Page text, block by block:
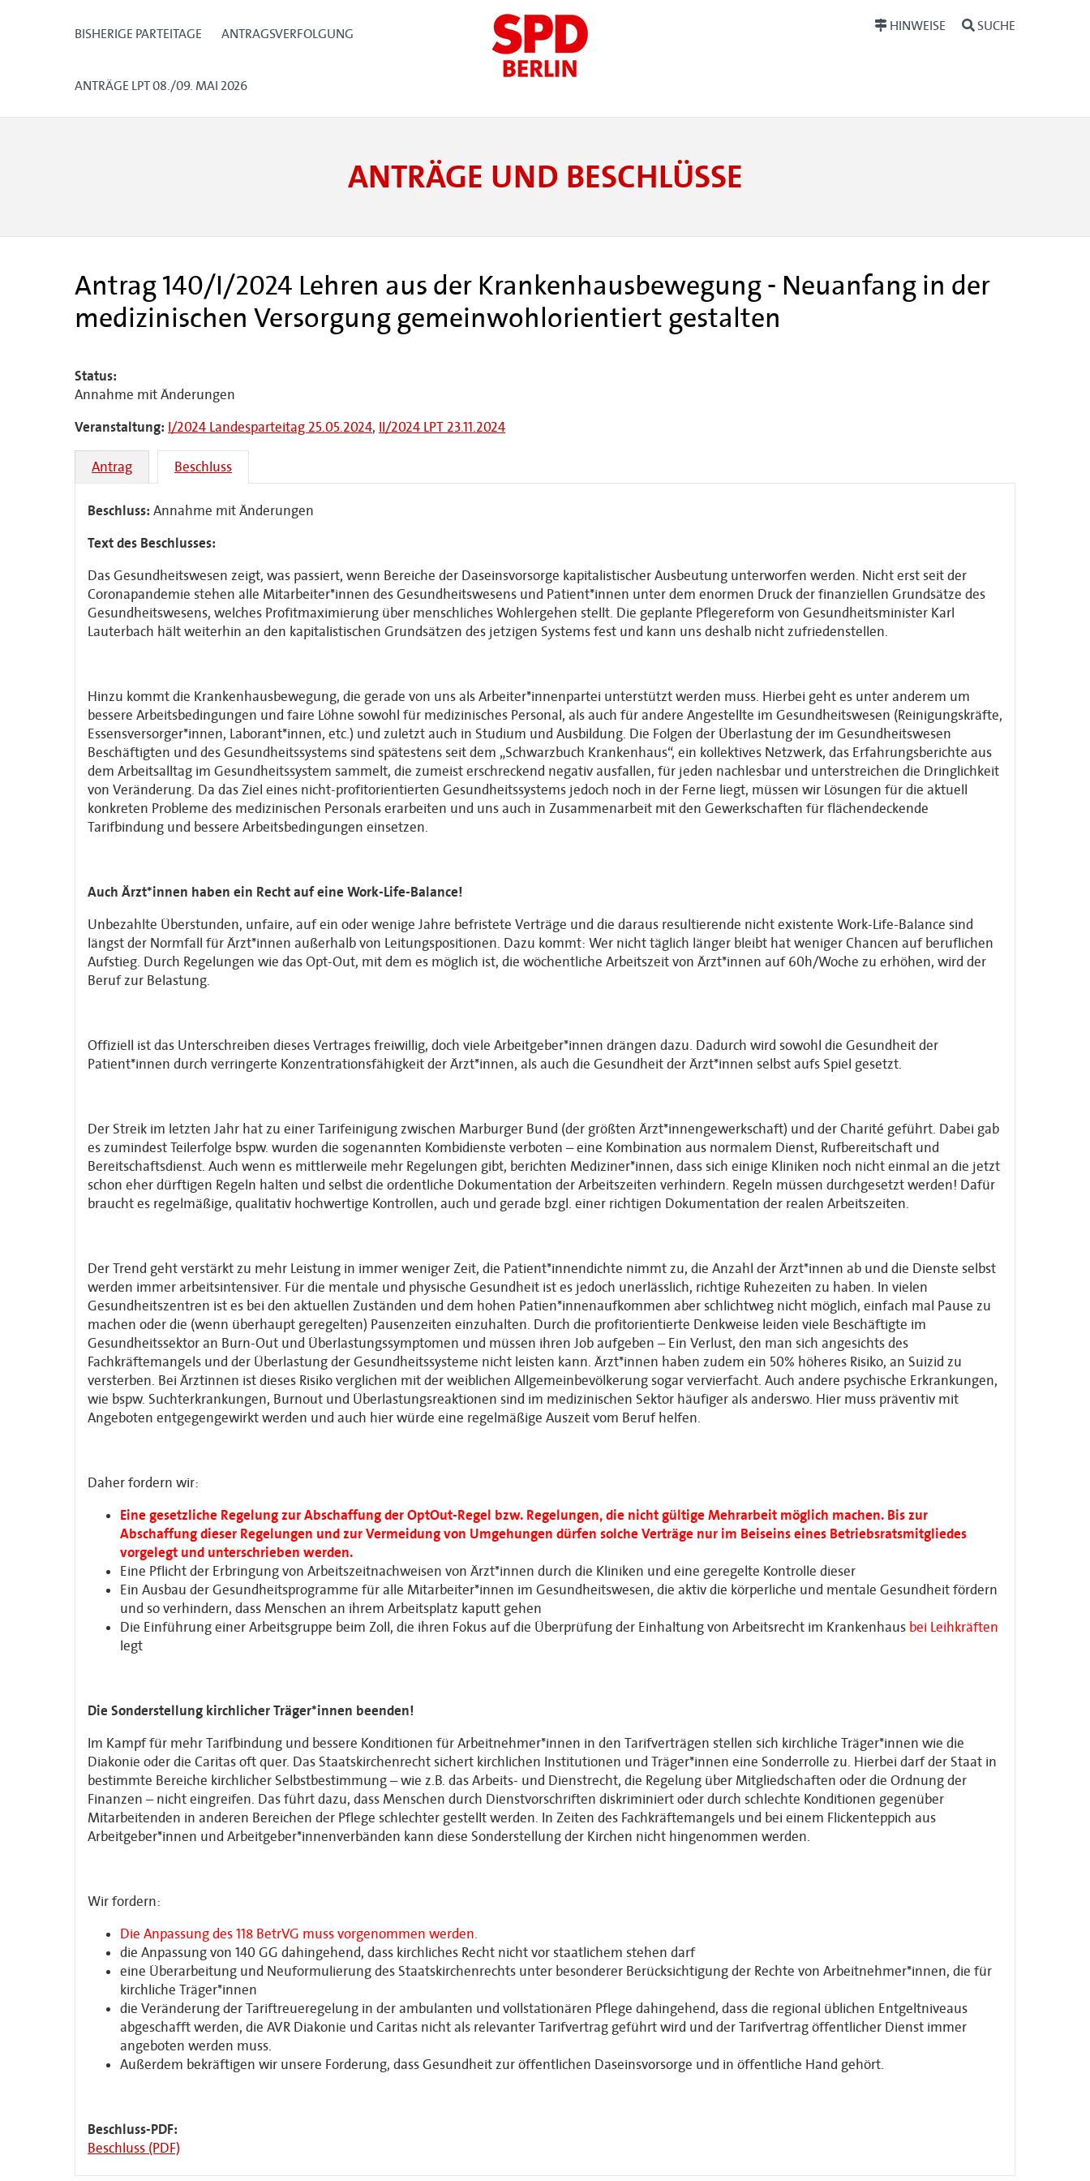
BISHERIGE PARTEITAGE ANTRAGSVERFOLGUNG
ANTRÄGE LPT 08./09. MAI 2026
HINWEISE SUCHE
ANTRÄGE UND BESCHLÜSSE
Antrag 140/I/2024 Lehren aus der Krankenhausbewegung - Neuanfang in der
medizinischen Versorgung gemeinwohlorientiert gestalten
Status:
Annahme mit Änderungen
Veranstaltung: I/2024 Landesparteitag 25.05.2024, II/2024 LPT 23.11.2024
Antrag Beschluss
Beschluss: Annahme mit Änderungen
Text des Beschlusses:
Das Gesundheitswesen zeigt, was passiert, wenn Bereiche der Daseinsvorsorge kapitalistischer Ausbeutung unterworfen werden. Nicht erst seit der
Coronapandemie stehen alle Mitarbeiter*innen des Gesundheitswesens und Patient*innen unter dem enormen Druck der finanziellen Grundsätze des
Gesundheitswesens, welches Profitmaximierung über menschliches Wohlergehen stellt. Die geplante Pflegereform von Gesundheitsminister Karl
Lauterbach hält weiterhin an den kapitalistischen Grundsätzen des jetzigen Systems fest und kann uns deshalb nicht zufriedenstellen.
Hinzu kommt die Krankenhausbewegung, die gerade von uns als Arbeiter*innenpartei unterstützt werden muss. Hierbei geht es unter anderem um
bessere Arbeitsbedingungen und faire Löhne sowohl für medizinisches Personal, als auch für andere Angestellte im Gesundheitswesen (Reinigungskräfte,
Essensversorger*innen, Laborant*innen, etc.) und zuletzt auch in Studium und Ausbildung. Die Folgen der Überlastung der im Gesundheitswesen
Beschäftigten und des Gesundheitssystems sind spätestens seit dem „Schwarzbuch Krankenhaus“, ein kollektives Netzwerk, das Erfahrungsberichte aus
dem Arbeitsalltag im Gesundheitssystem sammelt, die zumeist erschreckend negativ ausfallen, für jeden nachlesbar und unterstreichen die Dringlichkeit
von Veränderung. Da das Ziel eines nicht-profitorientierten Gesundheitssystems jedoch noch in der Ferne liegt, müssen wir Lösungen für die aktuell
konkreten Probleme des medizinischen Personals erarbeiten und uns auch in Zusammenarbeit mit den Gewerkschaften für flächendeckende
Tarifbindung und bessere Arbeitsbedingungen einsetzen.
Auch Ärzt*innen haben ein Recht auf eine Work-Life-Balance!
Unbezahlte Überstunden, unfaire, auf ein oder wenige Jahre befristete Verträge und die daraus resultierende nicht existente Work-Life-Balance sind
längst der Normfall für Ärzt*innen außerhalb von Leitungspositionen. Dazu kommt: Wer nicht täglich länger bleibt hat weniger Chancen auf beruflichen
Aufstieg. Durch Regelungen wie das Opt-Out, mit dem es möglich ist, die wöchentliche Arbeitszeit von Ärzt*innen auf 60h/Woche zu erhöhen, wird der
Beruf zur Belastung.
Offiziell ist das Unterschreiben dieses Vertrages freiwillig, doch viele Arbeitgeber*innen drängen dazu. Dadurch wird sowohl die Gesundheit der
Patient*innen durch verringerte Konzentrationsfähigkeit der Ärzt*innen, als auch die Gesundheit der Ärzt*innen selbst aufs Spiel gesetzt.
Der Streik im letzten Jahr hat zu einer Tarifeinigung zwischen Marburger Bund (der größten Ärzt*innengewerkschaft) und der Charité geführt. Dabei gab
es zumindest Teilerfolge bspw. wurden die sogenannten Kombidienste verboten – eine Kombination aus normalem Dienst, Rufbereitschaft und
Bereitschaftsdienst. Auch wenn es mittlerweile mehr Regelungen gibt, berichten Mediziner*innen, dass sich einige Kliniken noch nicht einmal an die jetzt
schon eher dürftigen Regeln halten und selbst die ordentliche Dokumentation der Arbeitszeiten verhindern. Regeln müssen durchgesetzt werden! Dafür
braucht es regelmäßige, qualitativ hochwertige Kontrollen, auch und gerade bzgl. einer richtigen Dokumentation der realen Arbeitszeiten.
Der Trend geht verstärkt zu mehr Leistung in immer weniger Zeit, die Patient*innendichte nimmt zu, die Anzahl der Ärzt*innen ab und die Dienste selbst
werden immer arbeitsintensiver. Für die mentale und physische Gesundheit ist es jedoch unerlässlich, richtige Ruhezeiten zu haben. In vielen
Gesundheitszentren ist es bei den aktuellen Zuständen und dem hohen Patien*innenaufkommen aber schlichtweg nicht möglich, einfach mal Pause zu
machen oder die (wenn überhaupt geregelten) Pausenzeiten einzuhalten. Durch die profitorientierte Denkweise leiden viele Beschäftigte im
Gesundheitssektor an Burn-Out und Überlastungssymptomen und müssen ihren Job aufgeben – Ein Verlust, den man sich angesichts des
Fachkräftemangels und der Überlastung der Gesundheitssysteme nicht leisten kann. Ärzt*innen haben zudem ein 50% höheres Risiko, an Suizid zu
versterben. Bei Ärztinnen ist dieses Risiko verglichen mit der weiblichen Allgemeinbevölkerung sogar vervierfacht. Auch andere psychische Erkrankungen,
wie bspw. Suchterkrankungen, Burnout und Überlastungsreaktionen sind im medizinischen Sektor häufiger als anderswo. Hier muss präventiv mit
Angeboten entgegengewirkt werden und auch hier würde eine regelmäßige Auszeit vom Beruf helfen.
Daher fordern wir:
Eine gesetzliche Regelung zur Abschaffung der OptOut-Regel bzw. Regelungen, die nicht gültige Mehrarbeit möglich machen. Bis zur
Abschaffung dieser Regelungen und zur Vermeidung von Umgehungen dürfen solche Verträge nur im Beiseins eines Betriebsratsmitgliedes
vorgelegt und unterschrieben werden.
Eine Pflicht der Erbringung von Arbeitszeitnachweisen von Ärzt*innen durch die Kliniken und eine geregelte Kontrolle dieser
Ein Ausbau der Gesundheitsprogramme für alle Mitarbeiter*innen im Gesundheitswesen, die aktiv die körperliche und mentale Gesundheit fördern
und so verhindern, dass Menschen an ihrem Arbeitsplatz kaputt gehen
Die Einführung einer Arbeitsgruppe beim Zoll, die ihren Fokus auf die Überprüfung der Einhaltung von Arbeitsrecht im Krankenhaus bei Leihkräften
legt
Die Sonderstellung kirchlicher Träger*innen beenden!
Im Kampf für mehr Tarifbindung und bessere Konditionen für Arbeitnehmer*innen in den Tarifverträgen stellen sich kirchliche Träger*innen wie die
Diakonie oder die Caritas oft quer. Das Staatskirchenrecht sichert kirchlichen Institutionen und Träger*innen eine Sonderrolle zu. Hierbei darf der Staat in
bestimmte Bereiche kirchlicher Selbstbestimmung – wie z.B. das Arbeits- und Dienstrecht, die Regelung über Mitgliedschaften oder die Ordnung der
Finanzen – nicht eingreifen. Das führt dazu, dass Menschen durch Dienstvorschriften diskriminiert oder durch schlechte Konditionen gegenüber
Mitarbeitenden in anderen Bereichen der Pflege schlechter gestellt werden. In Zeiten des Fachkräftemangels und bei einem Flickenteppich aus
Arbeitgeber*innen und Arbeitgeber*innenverbänden kann diese Sonderstellung der Kirchen nicht hingenommen werden.
Wir fordern:
Die Anpassung des 118 BetrVG muss vorgenommen werden.
die Anpassung von 140 GG dahingehend, dass kirchliches Recht nicht vor staatlichem stehen darf
eine Überarbeitung und Neuformulierung des Staatskirchenrechts unter besonderer Berücksichtigung der Rechte von Arbeitnehmer*innen, die für
kirchliche Träger*innen
die Veränderung der Tariftreueregelung in der ambulanten und vollstationären Pflege dahingehend, dass die regional üblichen Entgeltniveaus
abgeschafft werden, die AVR Diakonie und Caritas nicht als relevanter Tarifvertrag geführt wird und der Tarifvertrag öffentlicher Dienst immer
angeboten werden muss.
Außerdem bekräftigen wir unsere Forderung, dass Gesundheit zur öffentlichen Daseinsvorsorge und in öffentliche Hand gehört.
Beschluss-PDF:
Beschluss (PDF)